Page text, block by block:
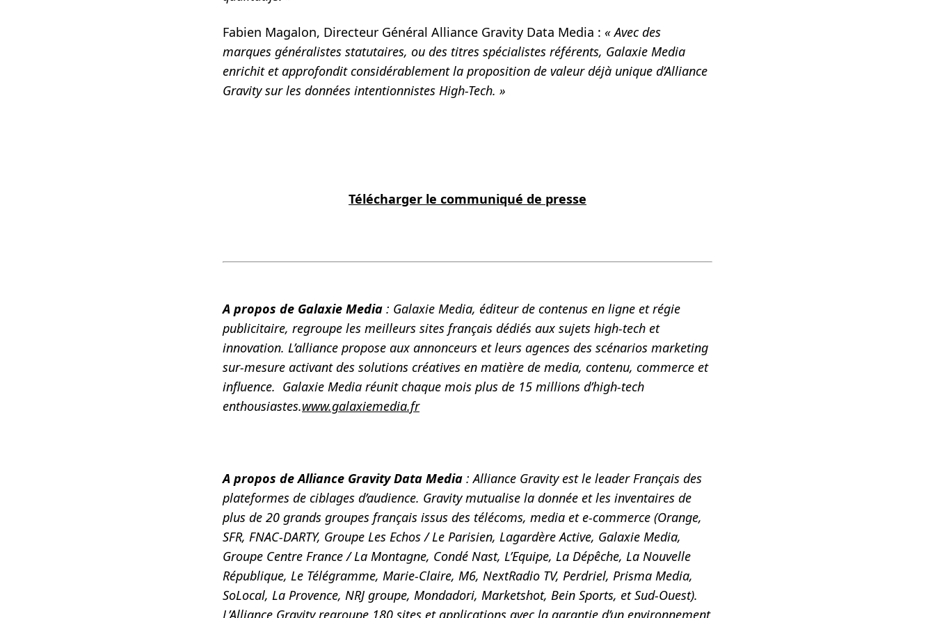
Fabien Magalon, Directeur Général Alliance Gravity Data Media : « Avec des
marques généralistes statutaires, ou des titres spécialistes référents, Galaxie Media
enrichit et approfondit considérablement la proposition de valeur déjà unique d’Alliance
Gravity sur les données intentionnistes High-Tech. »
Télécharger le communiqué de presse
A propos de Galaxie Media : Galaxie Media, éditeur de contenus en ligne et régie
publicitaire, regroupe les meilleurs sites français dédiés aux sujets high-tech et
innovation. L’alliance propose aux annonceurs et leurs agences des scénarios marketing
sur-mesure activant des solutions créatives en matière de media, contenu, commerce et
influence. Galaxie Media réunit chaque mois plus de 15 millions d’high-tech
enthousiastes.www.galaxiemedia.fr
A propos de Alliance Gravity Data Media : Alliance Gravity est le leader Français des
plateformes de ciblages d’audience. Gravity mutualise la donnée et les inventaires de
plus de 20 grands groupes français issus des télécoms, media et e-commerce (Orange,
SFR, FNAC-DARTY, Groupe Les Echos / Le Parisien, Lagardère Active, Galaxie Media,
Groupe Centre France / La Montagne, Condé Nast, L’Equipe, La Dépêche, La Nouvelle
République, Le Télégramme, Marie-Claire, M6, NextRadio TV, Perdriel, Prisma Media,
SoLocal, La Provence, NRJ groupe, Mondadori, Marketshot, Bein Sports, et Sud-Ouest).
L’Alliance Gravity regroupe 180 sites et applications avec la garantie d’un environnement